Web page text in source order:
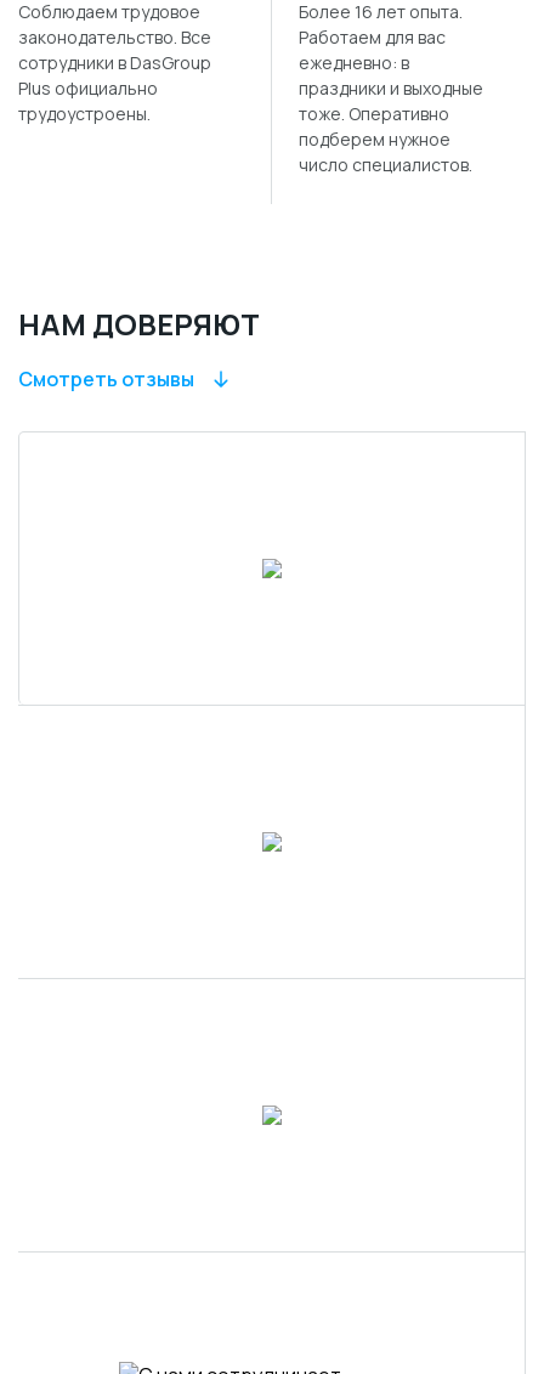
Соблюдаем трудовое
законодательство. Все
сотрудники в DasGroup
Plus официально
трудоустроены.
Более 16 лет опыта.
Работаем для вас
ежедневно: в
праздники и выходные
тоже. Оперативно
подберем нужное
число специалистов.
НАМ ДОВЕРЯЮТ
Смотреть отзывы